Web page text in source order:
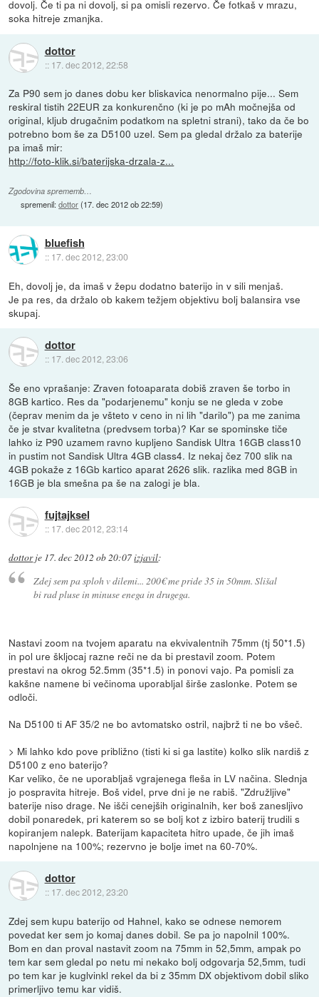
dovolj. Če ti pa ni dovolj, si pa omisli rezervo. Če fotkaš v mrazu,
soka hitreje zmanjka.
dottor
:: 17. dec 2012, 22:58
Za P90 sem jo danes dobu ker bliskavica nenormalno pije... Sem
reskiral tistih 22EUR za konkurenčno (ki je po mAh močnejša od
original, kljub drugačnim podatkom na spletni strani), tako da če bo
potrebno bom še za D5100 uzel. Sem pa gledal držalo za baterije
pa imaš mir:
http://foto-klik.si/baterijska-drzala-z...
Zgodovina sprememb…
spremenil:dottor(17. dec 2012 ob 22:59)
bluefish
:: 17. dec 2012, 23:00
Eh, dovolj je, da imaš v žepu dodatno baterijo in v sili menjaš.
Je pa res, da držalo ob kakem težjem objektivu bolj balansira vse
skupaj.
dottor
:: 17. dec 2012, 23:06
Še eno vprašanje: Zraven fotoaparata dobiš zraven še torbo in
8GB kartico. Res da "podarjenemu" konju se ne gleda v zobe
(čeprav menim da je všteto v ceno in ni lih "darilo") pa me zanima
če je stvar kvalitetna (predvsem torba)? Kar se spominske tiče
lahko iz P90 uzamem ravno kupljeno Sandisk Ultra 16GB class10
in pustim not Sandisk Ultra 4GB class4. Iz nekaj čez 700 slik na
4GB pokaže z 16Gb kartico aparat 2626 slik. razlika med 8GB in
16GB je bla smešna pa še na zalogi je bla.
fujtajksel
:: 17. dec 2012, 23:14
dottorje 17. dec 2012 ob 20:07izjavil:
Zdej sem pa sploh v dilemi... 200€ me pride 35 in 50mm. Slišal
bi rad pluse in minuse enega in drugega.
Nastavi zoom na tvojem aparatu na ekvivalentnih 75mm (tj 50*1.5)
in pol ure škljocaj razne reči ne da bi prestavil zoom. Potem
prestavi na okrog 52.5mm (35*1.5) in ponovi vajo. Pa pomisli za
kakšne namene bi večinoma uporabljal širše zaslonke. Potem se
odloči.
Na D5100 ti AF 35/2 ne bo avtomatsko ostril, najbrž ti ne bo všeč.
> Mi lahko kdo pove približno (tisti ki si ga lastite) kolko slik nardiš z
D5100 z eno baterijo?
Kar veliko, če ne uporabljaš vgrajenega fleša in LV načina. Slednja
jo pospravita hitreje. Boš videl, prve dni je ne rabiš. "Združljive"
baterije niso drage. Ne išči cenejših originalnih, ker boš zanesljivo
dobil ponaredek, pri katerem so se bolj kot z izbiro baterij trudili s
kopiranjem nalepk. Baterijam kapaciteta hitro upade, če jih imaš
napolnjene na 100%; rezervno je bolje imet na 60-70%.
dottor
:: 17. dec 2012, 23:20
Zdej sem kupu baterijo od Hahnel, kako se odnese nemorem
povedat ker sem jo komaj danes dobil. Se pa jo napolnil 100%.
Bom en dan proval nastavit zoom na 75mm in 52,5mm, ampak po
tem kar sem gledal po netu mi nekako bolj odgovarja 52,5mm, tudi
po tem kar je kuglvinkl rekel da bi z 35mm DX objektivom dobil sliko
primerljivo temu kar vidiš.